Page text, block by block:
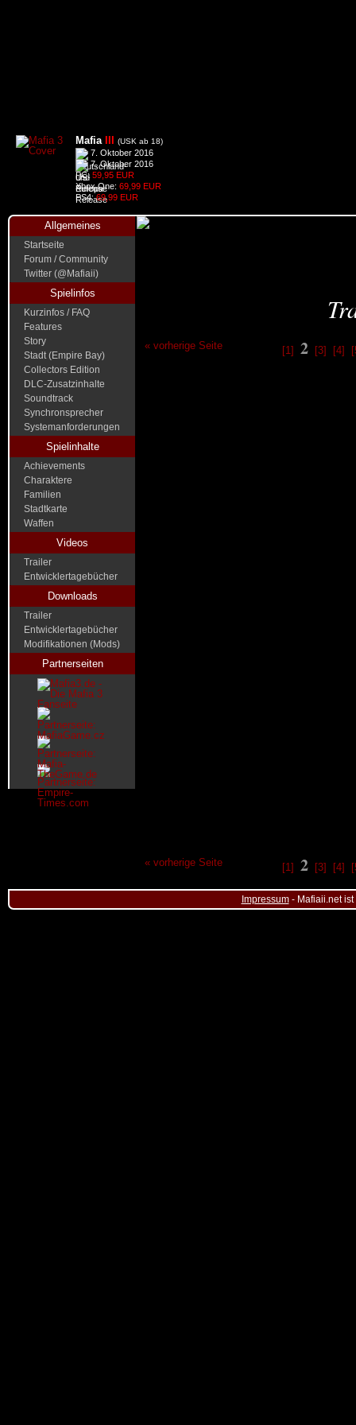
Mafia (USK ab 18)
7. Oktober 2016
7. Oktober 2016
PC: 59,95 EUR
Xbox One: 69,99 EUR
PS4:69,99 EUR
Allgemeines
Startseite
Forum / Community
Twitter (@Mafiaii)
Spielinfos
Kurzinfos / FAQ
Features
Story
Stadt (Empire Bay)
Collectors Edition
DLC-Zusatzinhalte
Soundtrack
Synchronsprecher
Systemanforderungen
Spielinhalte
Achievements
Charaktere
Familien
Stadtkarte
Waffen
Videos
Trailer
Entwicklertagebücher
Downloads
Trailer
Entwicklertagebücher
Modifikationen (Mods)
Partnerseiten
« vorherige Seite [1] 2 [3] [4]
« vorherige Seite [1] 2 [3] [4]
Impressum- Mafiaii.net ist